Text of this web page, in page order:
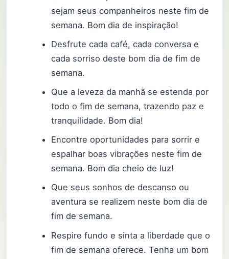
sejam seus companheiros neste fim de
semana. Bom dia de inspiração!
Desfrute cada café, cada conversa e
cada sorriso deste bom dia de fim de
semana.
Que a leveza da manhã se estenda por
todo o fim de semana, trazendo paz e
tranquilidade. Bom dia!
Encontre oportunidades para sorrir e
espalhar boas vibrações neste fim de
semana. Bom dia cheio de luz!
Que seus sonhos de descanso ou
aventura se realizem neste bom dia de
fim de semana.
Respire fundo e sinta a liberdade que o
fim de semana oferece. Tenha um bom